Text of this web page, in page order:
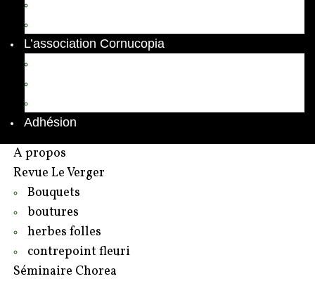
L’association Cornucopia
Adhésion
A propos
Revue Le Verger
Bouquets
boutures
herbes folles
contrepoint fleuri
Séminaire Chorea